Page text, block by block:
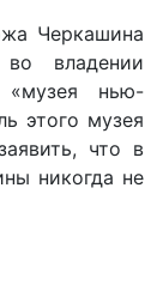
Черкашина
владении
нью-
этого музея
что в
никогда не